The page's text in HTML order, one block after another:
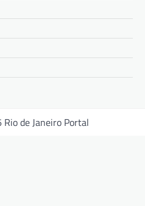
de Janeiro Portal